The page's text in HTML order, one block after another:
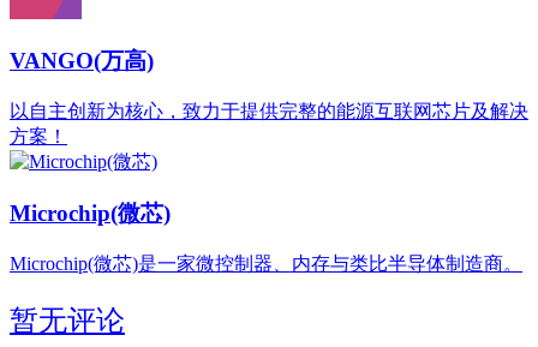
VANGO(万高)
以自主创新为核心，致力于提供完整的能源互联网芯片及解决
方案！
Microchip(微芯)
Microchip(微芯)是一家微控制器、内存与类比半导体制造商。
暂无评论